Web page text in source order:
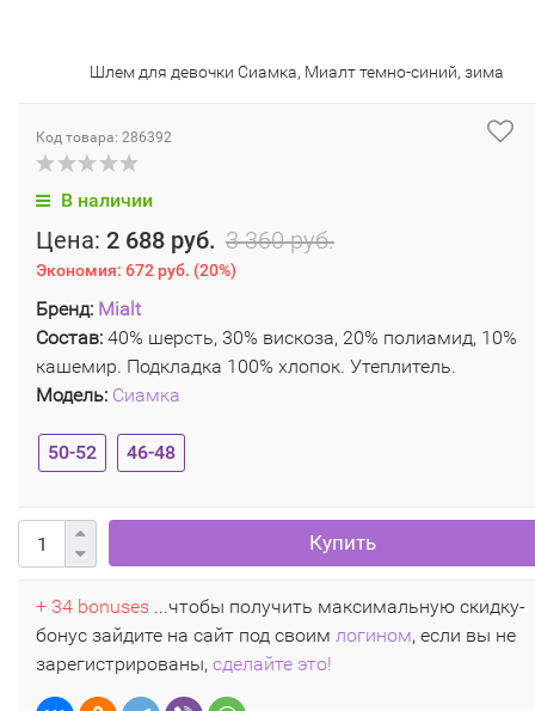
Шлем для девочки Сиамка, Миалт темно-синий, зима
Код товара: 286392
В наличии
Цена: 2 688 руб. 3 360 руб.
Экономия: 672 руб. (20%)
Бренд: Mialt
Состав: 40% шерсть, 30% вискоза, 20% полиамид, 10%
кашемир. Подкладка 100% хлопок. Утеплитель.
Модель: Сиамка
50-52 46-48
Купить
+ 34 bonuses ...чтобы получить максимальную скидку-
бонус зайдите на сайт под своим логином, если вы не
зарегистрированы, сделайте это!